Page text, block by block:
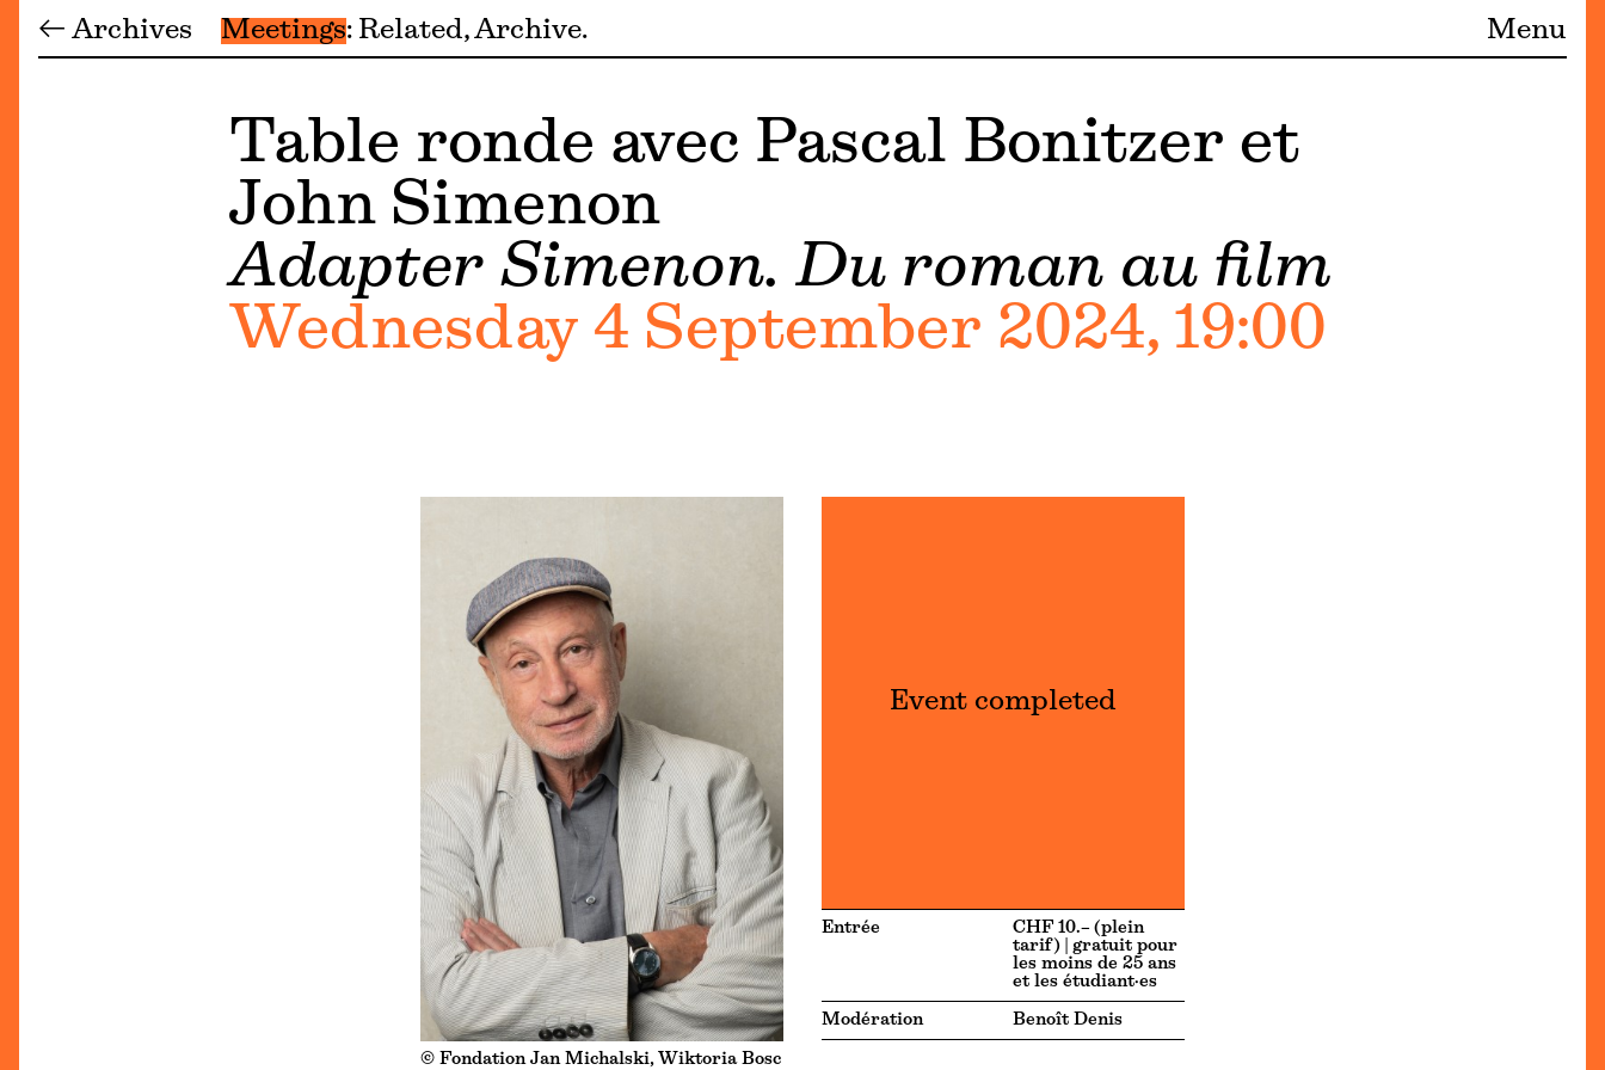
← Archives Meetings Related Archive Menu
Table ronde avec Pascal Bonitzer et
John Simenon
Adapter Simenon. Du roman au film
Wednesday 4 September 2024, 19:00
© Fondation Jan Michalski, Wiktoria Bosc
Event completed
Entrée
CHF 10.– (plein
tarif) | gratuit pour
les moins de 25 ans
et les étudiant·es
Modération Benoît Denis